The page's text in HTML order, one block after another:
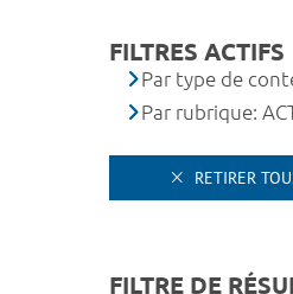
FILTRES ACTIFS
Par type de
Par rubrique:
RETIRER
FILTRE DE